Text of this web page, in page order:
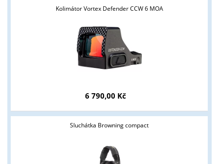
Kolimátor Vortex Defender CCW 6 MOA
6 790,00 Kč
Sluchátka Browning compact